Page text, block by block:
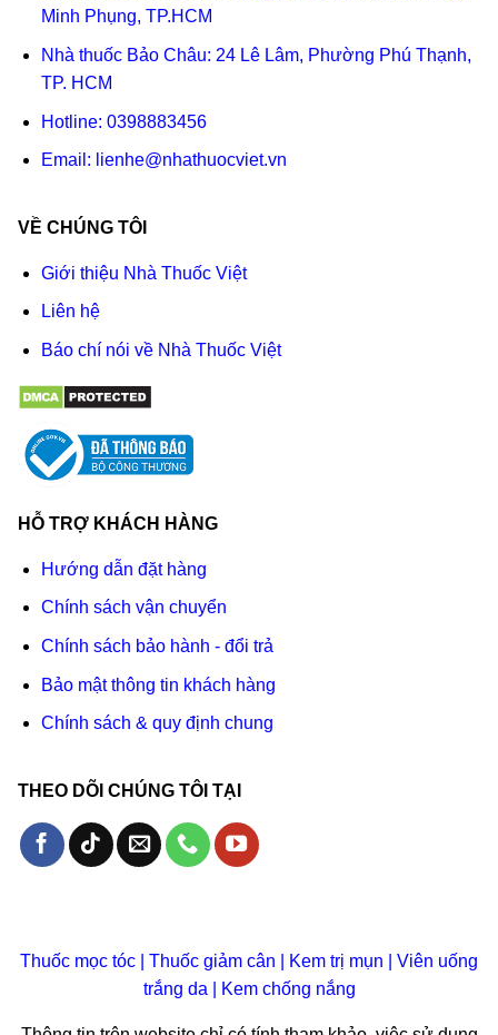
Minh Phụng, TP.HCM
Nhà thuốc Bảo Châu: 24 Lê Lâm, Phường Phú Thạnh,
TP. HCM
Hotline: 0398883456
Email: lienhe@nhathuocviet.vn
VỀ CHÚNG TÔI
Giới thiệu Nhà Thuốc Việt
Liên hệ
Báo chí nói về Nhà Thuốc Việt
HỖ TRỢ KHÁCH HÀNG
Hướng dẫn đặt hàng
Chính sách vận chuyển
Chính sách bảo hành - đổi trả
Bảo mật thông tin khách hàng
Chính sách & quy định chung
THEO DÕI CHÚNG TÔI TẠI
Thuốc mọc tóc Thuốc giảm cân Kem trị mụn
Viên uống
trắng da| Kem chống nắng